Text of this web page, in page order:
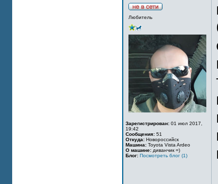
Любитель
Зарегистрирован: 01 июл 2017,
19:42
Сообщения: 51
Откуда: Новороссийск
Машина: Toyota Vista Ardeo
О машине: диванчик =)
Блог: Посмотреть блог (1)